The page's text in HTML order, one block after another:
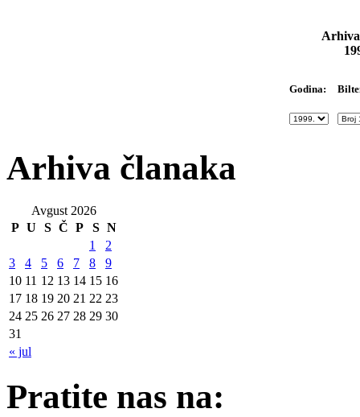
Godina:
Arhiva članaka
Avgust 2026
P U S Č P S N
« jul
1
2
3
4 5 6 7 8
9
10 11 12 13 14 15 16
17 18 19 20 21 22 23
24 25 26 27 28 29 30
31
Pratite nas na: